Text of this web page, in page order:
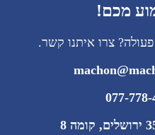
מכם!
צרו איתנו קשר.
077-778-